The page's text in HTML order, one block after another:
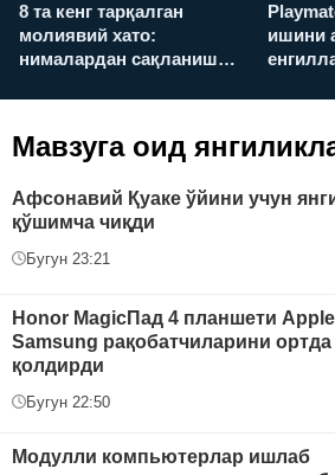
8 та кенг тарқалган
молиявий хато:
нималардан сақланиш
ишини
Мавзуга оид
Афсонавий Қуаке ўйини учун
қўшимча чиқди
Бугун 23:21
Honor MagicПад 4 планшети
Samsung рақобатчиларини ортда
қолдирди
Бугун 22:50
Модулли компьютерлар ишлаб